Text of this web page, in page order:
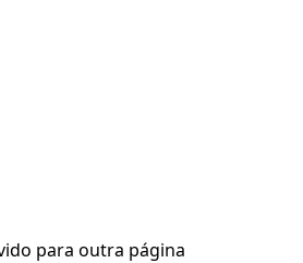
para outra página